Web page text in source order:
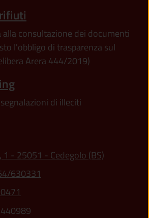
alla consultazione dei documenti
l'obbligo di trasparenza sul
Arera 444/2019)
di illeciti
1 - 25051 - Cedegolo (BS)
630331